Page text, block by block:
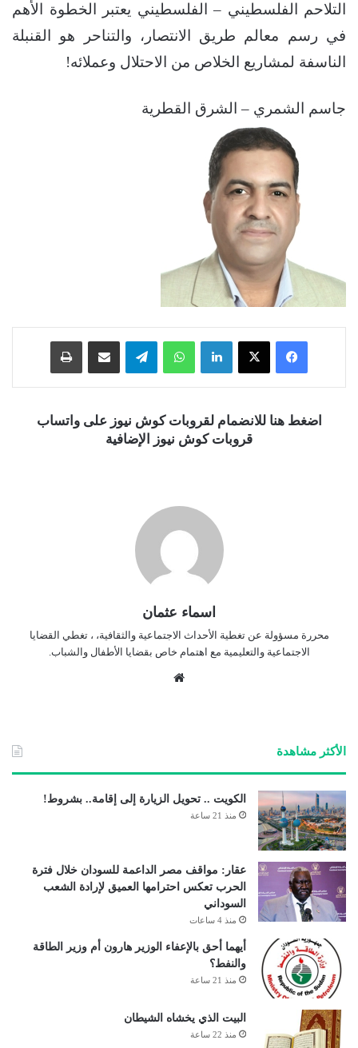
التلاحم الفلسطيني – الفلسطيني يعتبر الخطوة الأهم
في رسم معالم طريق الانتصار، والتناحر هو القنبلة
الناسفة لمشاريع الخلاص من الاحتلال وعملائه!
جاسم الشمري – الشرق القطرية
فيسبوك ‫X لينكدإن واتساب تيلقرام
اضغط هنا للانضمام لقروبات كوش نيوز على واتساب
قروبات كوش نيوز الإضافية
اسماء عثمان
محررة مسؤولة عن تغطية الأحداث الاجتماعية والثقافية، ، تغطي القضايا
الاجتماعية والتعليمية مع اهتمام خاص بقضايا الأطفال والشباب.
الأكثر مشاهدة
الكويت .. تحويل الزيارة إلى إقامة.. بشروط!
منذ 21 ساعة
عقار: مواقف مصر الداعمة للسودان خلال فترة
الحرب تعكس احترامها العميق لإرادة الشعب
السوداني
منذ 4 ساعات
أيهما أحق بالإعفاء الوزير هارون أم وزير الطاقة
والنفط؟
منذ 21 ساعة
البيت الذي يخشاه الشيطان
منذ 22 ساعة